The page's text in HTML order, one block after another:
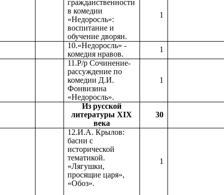
гражданственности
в комедии
«Недоросль»:
воспитание и
обучение дворян.
1
10.«Недоросль» -
комедия нравов.
1
11.Р/р Сочинение-
рассуждение по
комедии Д.И.
Фонвизина
«Недоросль».
1
Из русской
литературы XIX
века
30
12.И.А. Крылов:
басни с
исторической
тематикой.
«Лягушки,
просящие царя»,
«Обоз».
1